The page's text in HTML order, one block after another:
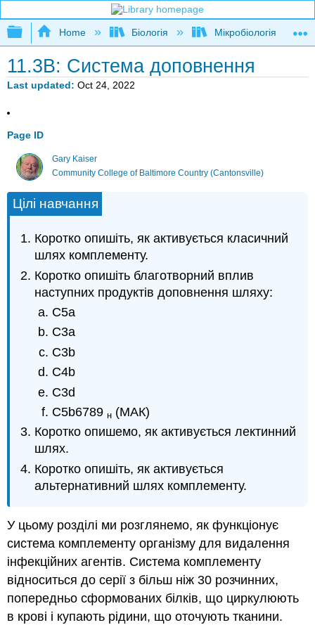
Expand/collapse global hierarchy
Home Біологія Мікробіологія
11.3B: Система доповнення
Last updated Oct 24, 2022
Page ID
Gary Kaiser
Community College of Baltimore Country (Cantonsville)
Цілі навчання
Коротко опишіть, як активується класичний
шлях комплементу.
Коротко опишіть благотворний вплив
наступних продуктів доповнення шляху:
С5а
С3а
C3b
С4b
C3d
C5b6789 н(МАК)
Коротко опишемо, як активується лектинний
шлях.
Коротко опишіть, як активується
альтернативний шлях комплементу.
У цьому розділі ми розглянемо, як функціонує
система комплементу організму для видалення
інфекційних агентів. Система комплементу
відноситься до серії з більш ніж 30 розчинних,
попередньо сформованих білків, що циркулюють
в крові і купають рідини, що оточують тканини.